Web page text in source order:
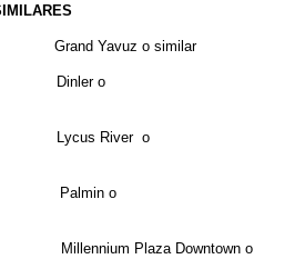
Yavuz o similar
Dinler o
River o
o
Plaza Downtown o